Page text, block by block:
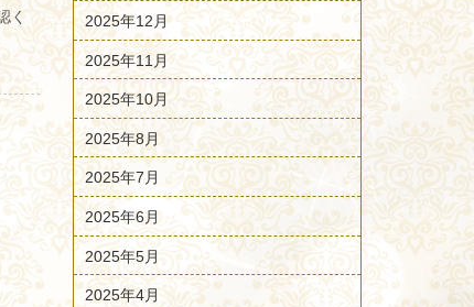
く
2025年12月
2025年11月
2025年10月
2025年8月
2025年7月
2025年6月
2025年5月
2025年4月